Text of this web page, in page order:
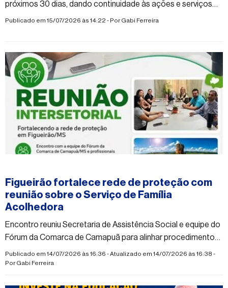
próximos 30 dias, dando continuidade às ações e serviços
municipais
Publicado em 15/07/2026 às 14:22 - PorGabi Ferreira
Figueirão fortalece rede de proteção com
reunião sobre o Serviço de Família
Acolhedora
Encontro reuniu Secretaria de Assistência Social e equipe do
Fórum da Comarca de Camapuã para alinhar procedimentos
e ampliar a atuação integrada da rede de atendimento
Publicado em 14/07/2026 às 16:36 - Atualizado em 14/07/2026 às 16:38 -
PorGabi Ferreira